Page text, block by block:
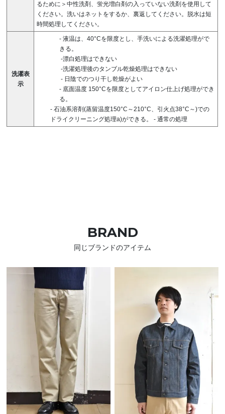
るために＞中性洗剤、蛍光増白剤の入っていない洗剤を使用して
ください。洗いはネットをするか、裏返してください。脱水は短
時間処理してください。
洗濯表
示
-液温は、40°Cを限度とし、手洗いによる洗濯処理がで
きる。
-漂白処理はできない
-洗濯処理後のタンブル乾燥処理はできない
- 日陰でのつり干し乾燥がよい
- 底面温度 150°Cを限度としてアイロン仕上げ処理ができ
る。
-石油系溶剤(蒸留温度150°C～210°C、引火点38°C～)での
ドライクリーニング処理a)ができる。
-通常の処理
BRAND
同じブランドのアイテム